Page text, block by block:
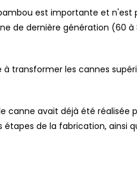
est importante et n'est
de dernière génération (60
transformer les cannes
canne avait déjà été réalisée
de la fabrication, ainsi